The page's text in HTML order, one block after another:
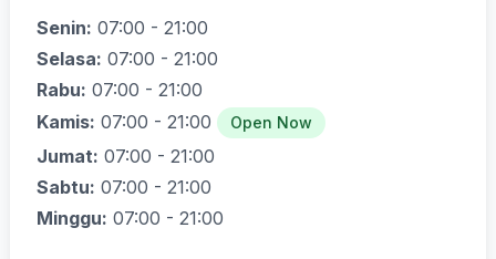
Senin: 07:00 - 21:00
Selasa: 07:00 - 21:00
Rabu: 07:00 - 21:00
Kamis: 07:00 - 21:00 Open Now
Jumat: 07:00 - 21:00
Sabtu: 07:00 - 21:00
Minggu: 07:00 - 21:00